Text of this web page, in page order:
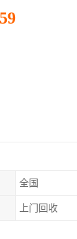
全国
上门回收